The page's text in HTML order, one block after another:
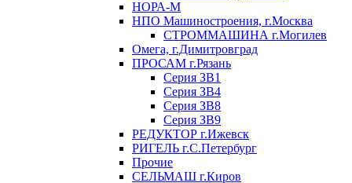
НОРА-М
НПО Машиностроения, г.Москва
СТРОММАШИНА г.Могилев
Омега, г.Димитровград
ПРОСАМ г.Рязань
Серия ЗВ1
Серия ЗВ4
Серия ЗВ8
Серия ЗВ9
РЕДУКТОР г.Ижевск
РИГЕЛЬ г.С.Петербург
Прочие
СЕЛЬМАШ г.Киров